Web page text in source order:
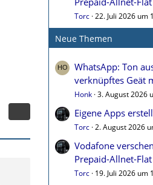
Torc 22. Juli 2026 um
Neue Themen
WhatsApp: Ton
verknüpftes Geät
Honk 3. August 2026
Eigene Apps
Torc 2. August 2026
Vodafone
Prepaid-Allnet-
Torc 19. Juli 2026 um